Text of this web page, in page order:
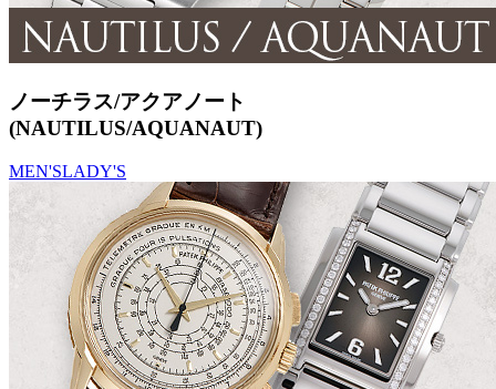
ノーチラス/アクアノート
(NAUTILUS/AQUANAUT)
MEN'SLADY'S